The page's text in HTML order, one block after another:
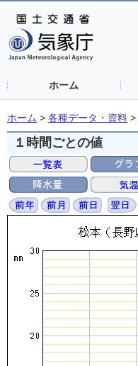
ホーム
ホーム > 各種データ・資料 >
１時間ごとの値